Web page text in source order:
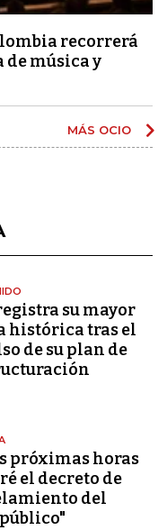
recorrerá
de música y
MÁS OCIO
su mayor
histórica tras el
de su plan de
próximas horas
el decreto de
del